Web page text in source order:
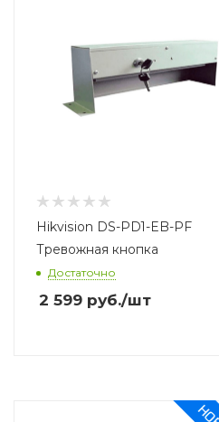
Hikvision DS-PD1-EB-PF
Тревожная кнопка
Достаточно
2 599 руб./шт